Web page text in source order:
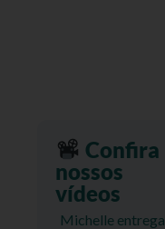
Confira
nossos
vídeos
Michelle entrega